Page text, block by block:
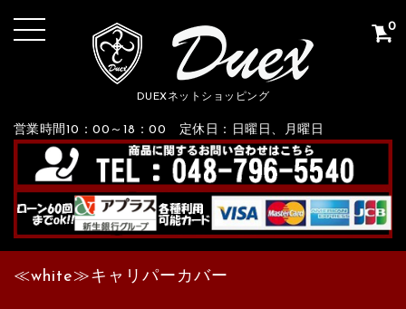
DUEXネットショッピング
営業時間10：00～18：00 定休日：日曜日、月曜日
0
≪white≫キャリパーカバー